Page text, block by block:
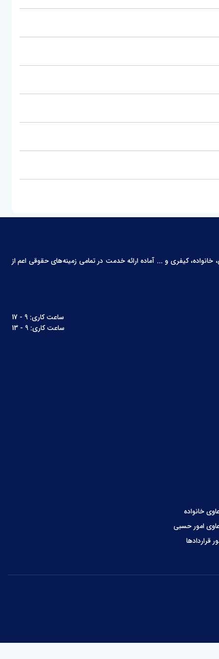
کیفری و ... آماده ارائه خدمت در تمامی زمینه‌های حقوقی اعم از
خانواده
امور حسبی
قراردادها
ساعت کاری: 9 - 17
ساعت کاری: 9 - 13